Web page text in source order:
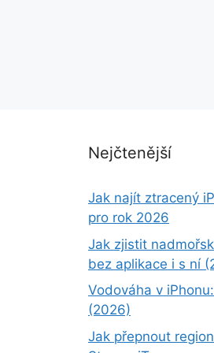
Nejčtenější
Jak najít ztracený
pro rok 2026
Jak zjistit
bez aplikace i s ní
Vodováha v
(2026)
Jak přepnout